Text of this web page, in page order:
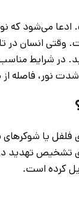
ادعا می‌شود که
وقتی انسان در
شرایط
نور، فاصله
فلفل یا
تشخیص
کرده است.